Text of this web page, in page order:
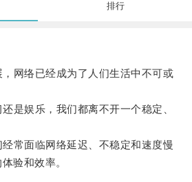
排行
络已经成为了人们生活中不可或
娱乐，我们都离不开一个稳定、
面临网络延迟、不稳定和速度慢
验和效率。